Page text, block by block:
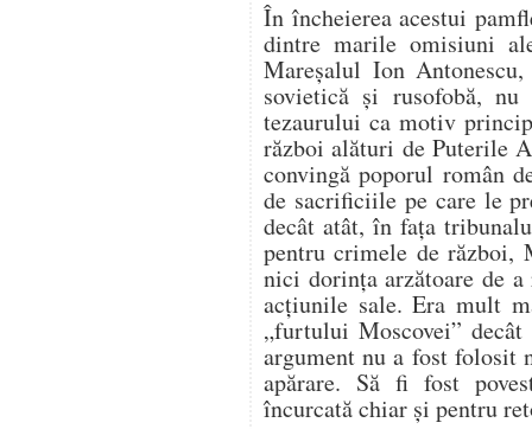
În încheierea acestui
dintre marile omisiuni
Mareșalul Ion
sovietică și rusofobă,
tezaurului ca motiv
război alături de Puterile
convingă poporul român
de sacrificiile pe care le
decât atât, în fața
pentru crimele de război,
nici dorința arzătoare de a
acțiunile sale. Era mult
„furtului Moscovei”
argument nu a fost
apărare. Să fi fost
încurcată chiar și pentru